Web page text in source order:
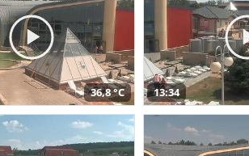
36,8 °C 13:34